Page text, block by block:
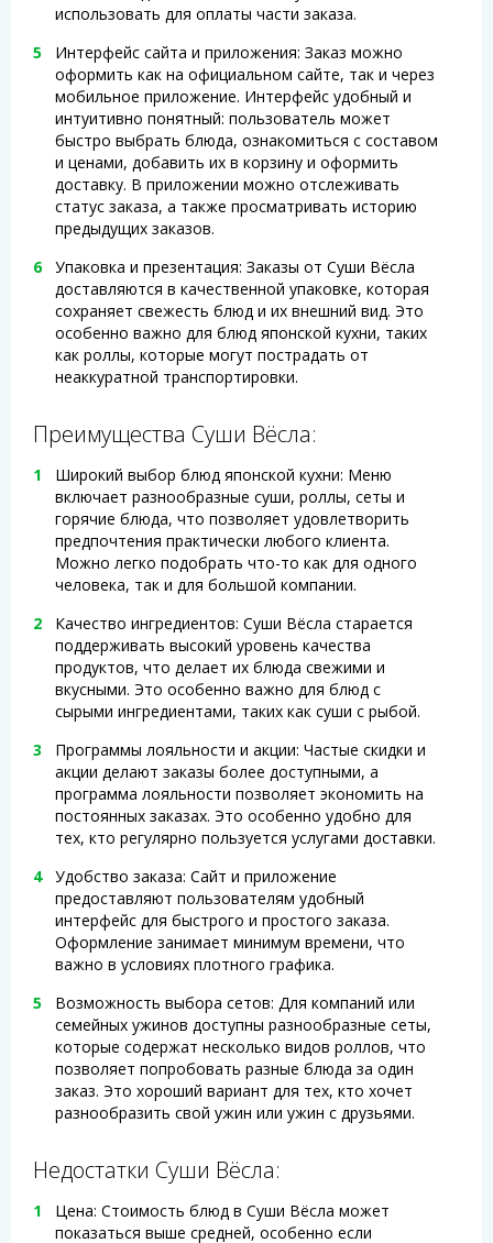
использовать для оплаты части заказа.
Интерфейс сайта и приложения: Заказ можно
оформить как на официальном сайте, так и через
мобильное приложение. Интерфейс удобный и
интуитивно понятный: пользователь может
быстро выбрать блюда, ознакомиться с составом
и ценами, добавить их в корзину и оформить
доставку. В приложении можно отслеживать
статус заказа, а также просматривать историю
предыдущих заказов.
Упаковка и презентация: Заказы от Суши Вёсла
доставляются в качественной упаковке, которая
сохраняет свежесть блюд и их внешний вид. Это
особенно важно для блюд японской кухни, таких
как роллы, которые могут пострадать от
неаккуратной транспортировки.
Преимущества Суши Вёсла:
Широкий выбор блюд японской кухни: Меню
включает разнообразные суши, роллы, сеты и
горячие блюда, что позволяет удовлетворить
предпочтения практически любого клиента.
Можно легко подобрать что-то как для одного
человека, так и для большой компании.
Качество ингредиентов: Суши Вёсла старается
поддерживать высокий уровень качества
продуктов, что делает их блюда свежими и
вкусными. Это особенно важно для блюд с
сырыми ингредиентами, таких как суши с рыбой.
Программы лояльности и акции: Частые скидки и
акции делают заказы более доступными, а
программа лояльности позволяет экономить на
постоянных заказах. Это особенно удобно для
тех, кто регулярно пользуется услугами доставки.
Удобство заказа: Сайт и приложение
предоставляют пользователям удобный
интерфейс для быстрого и простого заказа.
Оформление занимает минимум времени, что
важно в условиях плотного графика.
Возможность выбора сетов: Для компаний или
семейных ужинов доступны разнообразные сеты,
которые содержат несколько видов роллов, что
позволяет попробовать разные блюда за один
заказ. Это хороший вариант для тех, кто хочет
разнообразить свой ужин или ужин с друзьями.
Недостатки Суши Вёсла:
Цена: Стоимость блюд в Суши Вёсла может
показаться выше средней, особенно если